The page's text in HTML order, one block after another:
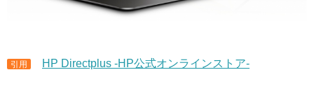
引用 HP Directplus -HP公式オンラインストア-